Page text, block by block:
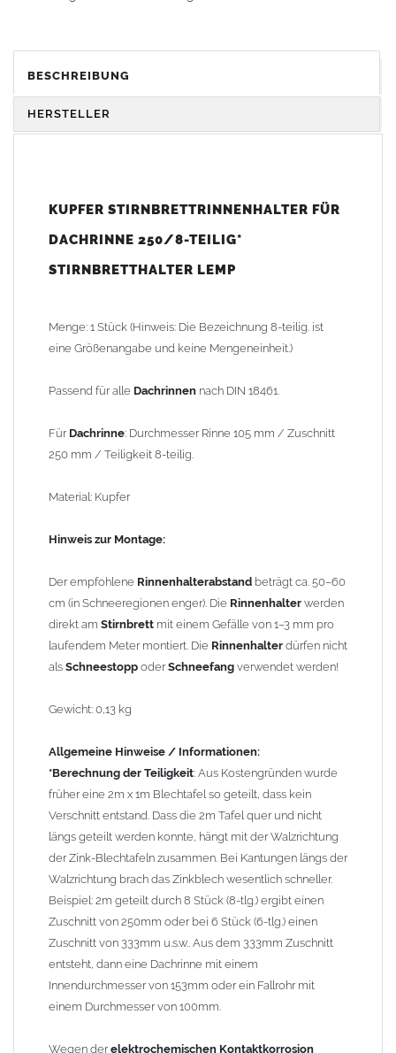
FürDachrinne: Durchmesser Rinne 105 mm / Zuschnitt 250 mm
/ Teiligkeit 8-teilig.
Schneeregionen enger). Die
Stirnbrett mit einem Gefälle von 1–3 mm pro laufendem Meter
Gewicht: 0,13 kg
Allgemeine Hinweise / Informationen:
eine 2m x 1m Blechtafel so geteilt, dass kein Verschnitt entstand.
Dass die 2m Tafel quer und nicht längs geteilt werden konnte,
Kantungen längs der Walzrichtung brach das Zinkblech
ergibt einen Zuschnitt von 250mm oder bei 6 Stück (6-tlg.) einen
dann eine Dachrinne mit einem Innendurchmesser von 153mm
oder ein Fallrohr mit einem Durchmesser von 100mm.
Wegen derelektrochemischen Kontaktkorrosiondürfen
Kupferbauteile nicht mit Zink, Aluminium oder verzinkten
durch Kupferionen stark angegriffen, insbesondere wenn
trennen (z. B. durch Trennstreifen oder Beschichtungen) und den
Wasserfluss so lenken, dass er nur von Zink, Aluminium und
verzinkten Bauteilen in Richtung Kupfer verläuft. Richtige
Kombinationen ->Zink, Aluminium und verzinkte Bauteile
können miteinander verbaut werden, da sie in der
elektrochemischen Spannungsreihe nahe beieinander liegen.
Kupfer kann mit Edelstahl und Blei kombiniert werden, da keine
erhebliche Kontaktkorrosion auftritt.
BESCHREIBUNG
HERSTELLER
KUPFER STIRNBRETTRINNENHALTER FÜR
DACHRINNE 250/8-TEILIG*
STIRNBRETTHALTER LEMP
Menge: 1 Stück (Hinweis: Die Bezeichnung 8-teilig. ist
eine Größenangabe und keine Mengeneinheit.)
Passend für alle Dachrinnen nach DIN 18461.
Für Dachrinne: Durchmesser Rinne 105 mm / Zuschnitt
250 mm / Teiligkeit 8-teilig.
Material: Kupfer
Hinweis zur Montage:
Der empfohlene Rinnenhalterabstand beträgt ca. 50–60
cm (in Schneeregionen enger). Die Rinnenhalter werden
direkt am Stirnbrett mit einem Gefälle von 1–3 mm pro
laufendem Meter montiert. Die Rinnenhalter dürfen nicht
als Schneestopp oderSchneefang verwendet werden!
Gewicht: 0,13 kg
Allgemeine Hinweise / Informationen:
*Berechnung der Teiligkeit: Aus Kostengründen wurde
früher eine 2m x 1m Blechtafel so geteilt, dass kein
Verschnitt entstand. Dass die 2m Tafel quer und nicht
längs geteilt werden konnte, hängt mit der Walzrichtung
der Zink-Blechtafeln zusammen. Bei Kantungen längs der
Walzrichtung brach das Zinkblech wesentlich schneller.
Beispiel: 2m geteilt durch 8 Stück (8-tlg.) ergibt einen
Zuschnitt von 250mm oder bei 6 Stück (6-tlg.) einen
Zuschnitt von 333mm u.s.w.. Aus dem 333mm Zuschnitt
entsteht, dann eine Dachrinne mit einem
Innendurchmesser von 153mm oder ein Fallrohr mit
einem Durchmesser von 100mm.
Wegen derelektrochemischen Kontaktkorrosion